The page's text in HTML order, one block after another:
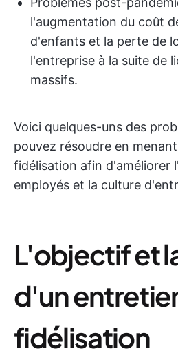
l'augmentation du coût
d'enfants et la perte de
l'entreprise à la suite de
massifs.
Voici quelques-uns des
pouvez résoudre en
fidélisation afin d'améliorer
employés et la culture
L'objectif et
d'un
fidélisation